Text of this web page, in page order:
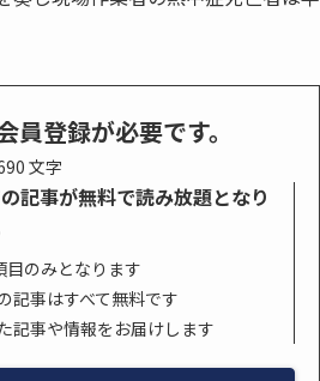
登録が必要です。
文字
記事が無料で読み放題となり
のみとなります
記事はすべて無料です
記事や情報をお届けします